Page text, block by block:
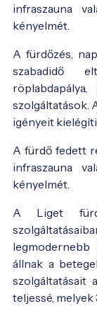
infraszauna
kényelmét.
A fürdőzés,
szabadidő
szolgáltatások.
igényeit
A fürdő fedett
infraszauna
kényelmét.
A Liget
legmodernebb
állnak a
szolgáltatásait
teljessé, melyek